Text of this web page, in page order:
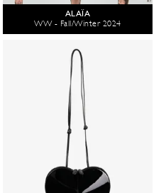
ALAÏA
WW - Fall/Winter 2024